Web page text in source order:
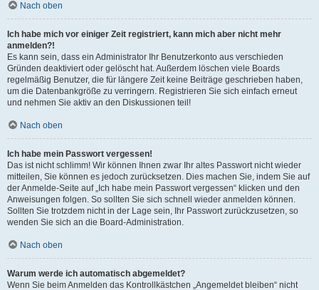
Nach oben
Ich habe mich vor einiger Zeit registriert, kann mich aber nicht mehr
anmelden?!
Es kann sein, dass ein Administrator Ihr Benutzerkonto aus verschieden
Gründen deaktiviert oder gelöscht hat. Außerdem löschen viele Boards
regelmäßig Benutzer, die für längere Zeit keine Beiträge geschrieben haben,
um die Datenbankgröße zu verringern. Registrieren Sie sich einfach erneut
und nehmen Sie aktiv an den Diskussionen teil!
Nach oben
Ich habe mein Passwort vergessen!
Das ist nicht schlimm! Wir können Ihnen zwar Ihr altes Passwort nicht wieder
mitteilen, Sie können es jedoch zurücksetzen. Dies machen Sie, indem Sie auf
der Anmelde-Seite auf „Ich habe mein Passwort vergessen“ klicken und den
Anweisungen folgen. So sollten Sie sich schnell wieder anmelden können.
Sollten Sie trotzdem nicht in der Lage sein, Ihr Passwort zurückzusetzen, so
wenden Sie sich an die Board-Administration.
Nach oben
Warum werde ich automatisch abgemeldet?
Wenn Sie beim Anmelden das Kontrollkästchen „Angemeldet bleiben“ nicht